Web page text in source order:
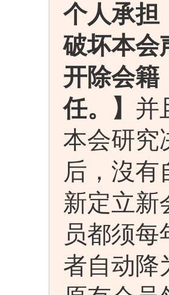
个人承担
破坏本会
开除会籍
任。】 并
本会研究
后，沒有
新定立新
员都须
者自动降